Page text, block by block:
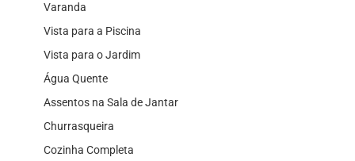
Varanda
Vista para a Piscina
Vista para o Jardim
Água Quente
Assentos na Sala de Jantar
Churrasqueira
Cozinha Completa